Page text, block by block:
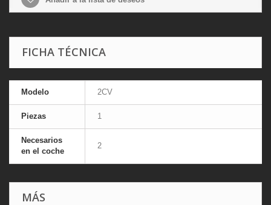
FICHA TÉCNICA
Modelo 2CV
Piezas 1
Necesarios
en el coche
2
MÁS